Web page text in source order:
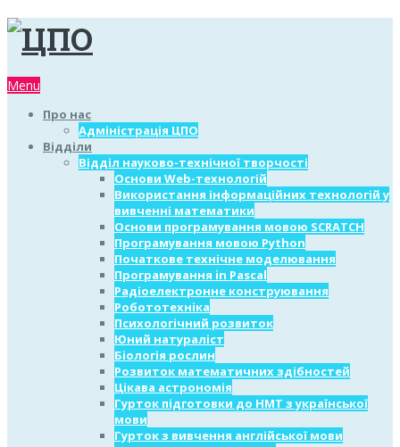
Menu
Про нас
Адміністрація ЦПО
Відділи
Відділ науково-технічної творчості
Основи Web-технологій
Використання інформаційних технологій у
вивченні математики
Основи програмування мовою SCRATCH
Програмування мовою Python
Початкове технічне моделювання
Програмування in Pascal
Радіоелектронне конструювання
Робототехніка
Психологічний розвиток
Юний натураліст
Біологія рослин
Розвиток математичних здібностей
Цікава астрономія
Гурток підготовки до НМТ з української
мови
Гурток з вивчення англійської мови